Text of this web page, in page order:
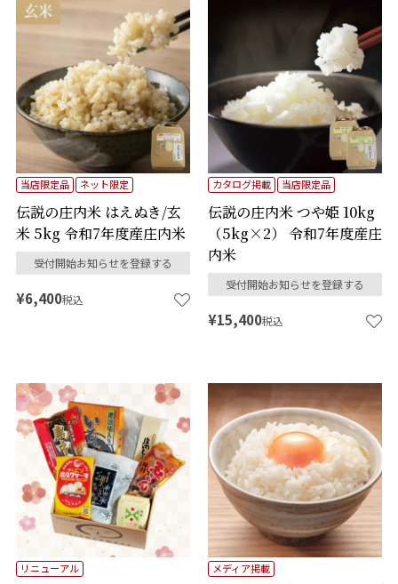
伝説の庄内米 はえぬき/玄
米 5kg 令和7年度産庄内米
当店限定品 ネット限定
受付開始お知らせを登録する
¥6,400税込
伝説の庄内米 つや姫 10kg
（5kg×2） 令和7年度産庄
内米
カタログ掲載 当店限定品
受付開始お知らせを登録する
¥15,400税込
リニューアル メディア掲載